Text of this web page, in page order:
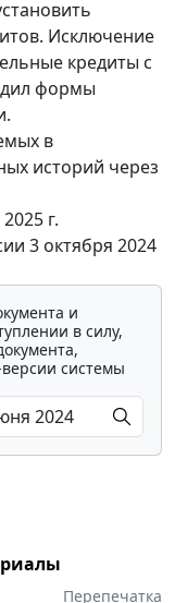
Исключение
кредиты с
формы
в
историй через
г.
3 октября 2024
и
в силу,
системы
Перепечатка